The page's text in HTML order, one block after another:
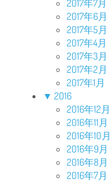
2017年7月
2017年6月
2017年5月
2017年4月
2017年3月
2017年2月
2017年1月
▼ 2016
2016年12月
2016年11月
2016年10月
2016年9月
2016年8月
2016年7月